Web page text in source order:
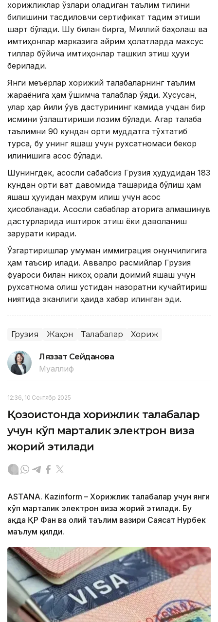
хорижликлар ўзлари оладиган таълим тилини
билишини тасдиқловчи сертификат тақдим этиши
шарт бўлади. Шу билан бирга, Миллий баҳолаш ва
имтиҳонлар марказига айрим ҳолатларда махсус
тиллар бўйича имтиҳонлар ташкил этиш ҳуқуқи
берилади.
Янги меъёрлар хорижий талабаларнинг таълим
жараёнига ҳам қўшимча талаблар қўяди. Хусусан,
улар ҳар йили ўқув дастурининг камида учдан бир
қисмини ўзлаштириши лозим бўлади. Агар талаба
таълимни 90 кундан ортиқ муддатга тўхтатиб
турса, бу унинг яшаш учун рухсатномаси бекор
қилинишига асос бўлади.
Шунингдек, асосли сабабсиз Грузия ҳудудидан 183
кундан ортиқ вақт давомида ташқарида бўлиш ҳам
яшаш ҳуқуқидан маҳрум қилиш учун асос
ҳисобланади. Асосли сабаблар қаторига алмашинув
дастурларида иштирок этиш ёки даволаниш
зарурати киради.
Ўзгартиришлар умуман иммиграция қонунчилигига
ҳам таъсир қилади. Аввалроқ расмийлар Грузия
фуқароси билан никоҳ орқали доимий яшаш учун
рухсатнома олиш устидан назоратни кучайтириш
ниятида эканлиги ҳақида хабар қилинган эди.
Грузия Жаҳон Талабалар Хориж
Ляззат Сейданова
Муаллиф
12:36, 10 Сентябр 2025
Қозоғистонда хорижлик талабалар
учун кўп марталик электрон виза
жорий этилади
ASTANA. Kazinform – Хорижлик талабалар учун янги
кўп марталик электрон виза жорий этилади. Бу
ҳақда ҚР Фан ва олий таълим вазири Саясат Нурбек
маълум қилди.